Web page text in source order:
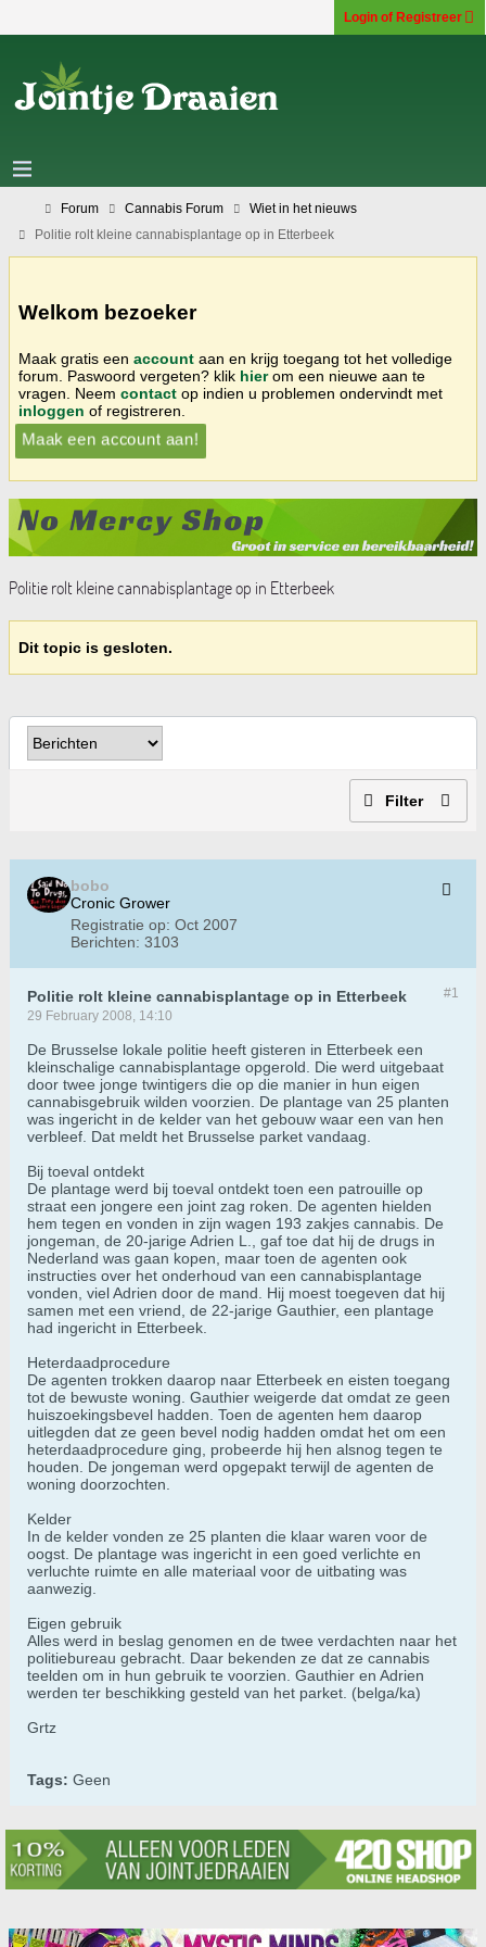
Login of Registreer
Forum Cannabis Forum
Wiet in het nieuws
Politie rolt kleine cannabisplantage op in Etterbeek
Welkom bezoeker
Maak gratis een account aan en krijg toegang tot het volledige
forum. Paswoord vergeten? klik hierom een nieuwe aan te
vragen. Neem contact op indien u problemen ondervindt met
inloggen of registreren.
Maak een account aan!
Politie rolt kleine cannabisplantage op in Etterbeek
Dit topic is gesloten.
Filter
bobo
Cronic Grower
Registratie op: Oct 2007
Berichten: 3103
#1
Politie rolt kleine cannabisplantage op in Etterbeek
29 February 2008, 14:10
De Brusselse lokale politie heeft gisteren in Etterbeek een
kleinschalige cannabisplantage opgerold. Die werd uitgebaat
door twee jonge twintigers die op die manier in hun eigen
cannabisgebruik wilden voorzien. De plantage van 25 planten
was ingericht in de kelder van het gebouw waar een van hen
verbleef. Dat meldt het Brusselse parket vandaag.
Bij toeval ontdekt
De plantage werd bij toeval ontdekt toen een patrouille op
straat een jongere een joint zag roken. De agenten hielden
hem tegen en vonden in zijn wagen 193 zakjes cannabis. De
jongeman, de 20-jarige Adrien L., gaf toe dat hij de drugs in
Nederland was gaan kopen, maar toen de agenten ook
instructies over het onderhoud van een cannabisplantage
vonden, viel Adrien door de mand. Hij moest toegeven dat hij
samen met een vriend, de 22-jarige Gauthier, een plantage
had ingericht in Etterbeek.
Heterdaadprocedure
De agenten trokken daarop naar Etterbeek en eisten toegang
tot de bewuste woning. Gauthier weigerde dat omdat ze geen
huiszoekingsbevel hadden. Toen de agenten hem daarop
uitlegden dat ze geen bevel nodig hadden omdat het om een
heterdaadprocedure ging, probeerde hij hen alsnog tegen te
houden. De jongeman werd opgepakt terwijl de agenten de
woning doorzochten.
Kelder
In de kelder vonden ze 25 planten die klaar waren voor de
oogst. De plantage was ingericht in een goed verlichte en
verluchte ruimte en alle materiaal voor de uitbating was
aanwezig.
Eigen gebruik
Alles werd in beslag genomen en de twee verdachten naar het
politiebureau gebracht. Daar bekenden ze dat ze cannabis
teelden om in hun gebruik te voorzien. Gauthier en Adrien
werden ter beschikking gesteld van het parket. (belga/ka)
Grtz
Tags: Geen